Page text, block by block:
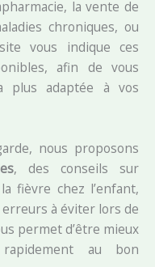
la vente de
chroniques, ou
vous indique ces
afin de vous
plus adaptée à vos
nous proposons
, des conseils sur
fièvre chez l’enfant,
à éviter lors de
permet d’être mieux
au bon